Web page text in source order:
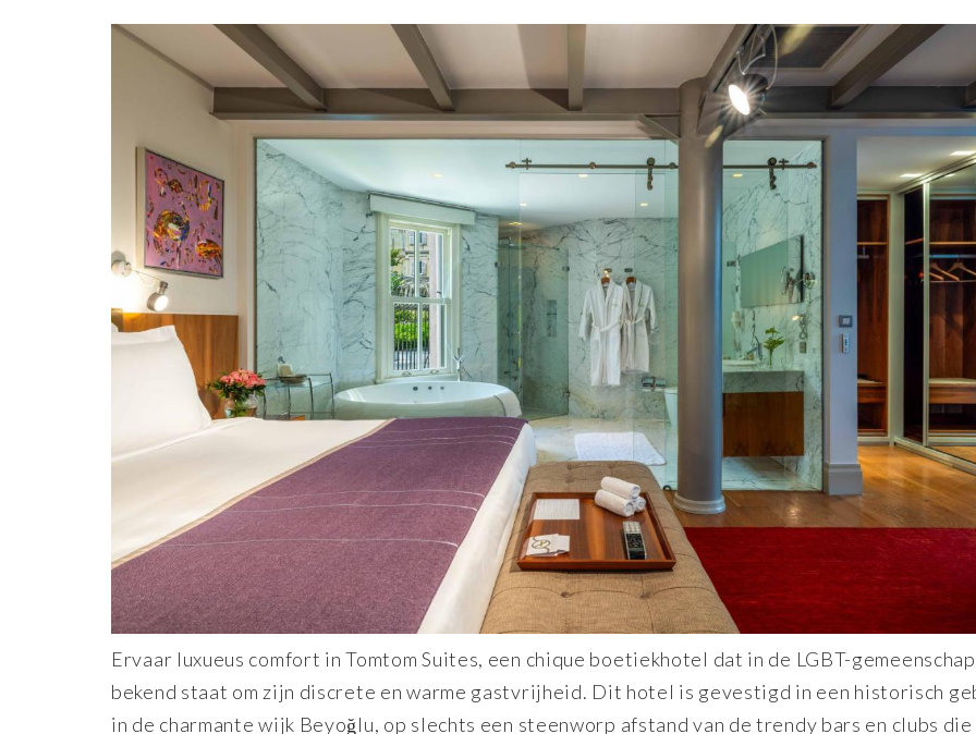
Ervaar luxueus comfort in Tomtom Suites, een chique boetiekhotel dat in de LGBT-gemeenschap
bekend staat om zijn discrete en warme gastvrijheid. Dit hotel is gevestigd in een historisch
in de charmante wijk Beyoğlu, op slechts een steenworp afstand van de trendy bars en clubs